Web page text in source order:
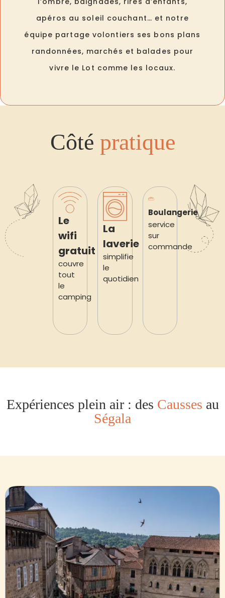
apéros au soleil couchant… et notre
équipe partage volontiers ses bons plans
randonnées, marchés et balades pour
vivre le Lot comme les locaux.
Côté pratique
Le
wifi
gratuit
couvre
tout
le
camping
La
laverie
simplifie
le
quotidien
Boulangerie
service
sur
commande
Expériences plein air : des Causses au
Ségala